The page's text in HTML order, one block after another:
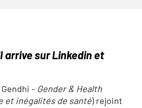
arrive sur Linkedin et
- Gender & Health
et inégalités de santé) rejoint